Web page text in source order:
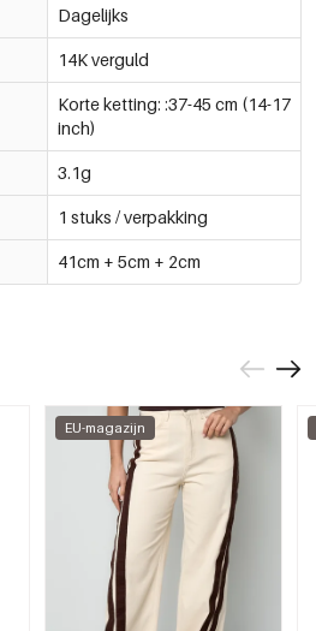
Dagelijks
14K verguld
Korte ketting: :37-45 cm (14-17
inch)
3.1g
1 stuks / verpakking
41cm + 5cm + 2cm
EU-magazijn